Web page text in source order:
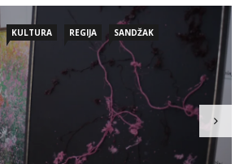
KULTURA REGIJA SANDŽAK